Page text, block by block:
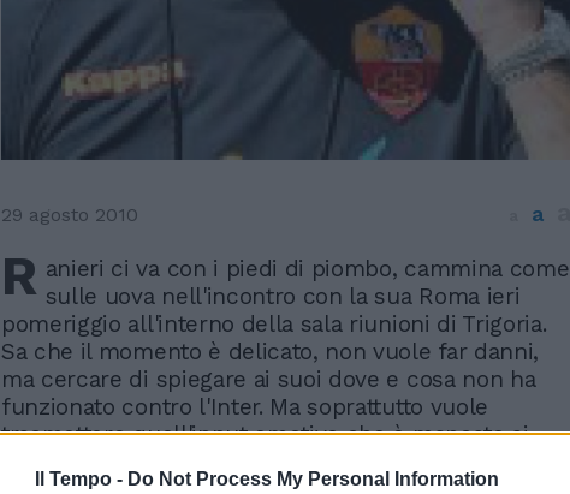
Il Tempo - Do Not Process My Personal Information
29 agosto 2010 a
R anieri ci va con i piedi di piombo, cammina come
sulle uova nell'incontro con la sua Roma ieri
pomeriggio all'interno della sala riunioni di Trigoria.
Sa che il momento è delicato, non vuole far danni,
ma cercare di spiegare ai suoi dove e cosa non ha
funzionato contro l'Inter. Ma soprattutto vuole
trasmettere quell'input emotivo che è mancato ai